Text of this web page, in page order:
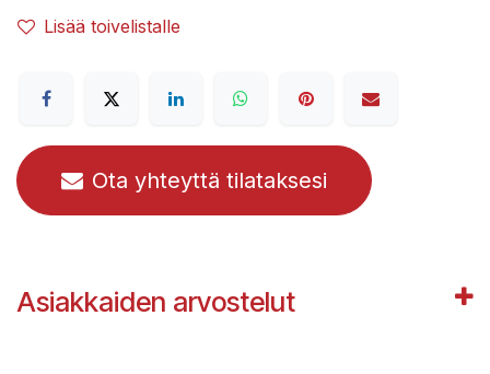
Lisää toivelistalle
Ota yhteyttä tilataksesi
Asiakkaiden arvostelut